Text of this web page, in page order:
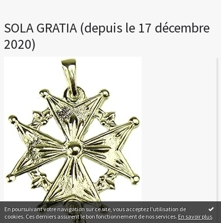
En poursuivant votre navigation sur ce site, vous acceptez l'utilisation de
cookies. Ces derniers assurent le bon fonctionnement de nos services. En savoir plus.
SOLA GRATIA (depuis le 17 décembre
2020)